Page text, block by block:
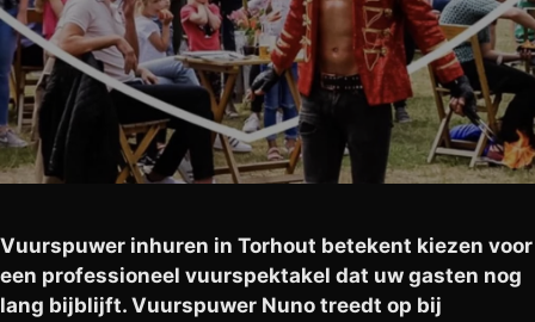
Vuurspuwer inhuren in Torhout betekent kiezen voor
een professioneel vuurspektakel dat uw gasten nog
lang bijblijft. Vuurspuwer Nuno treedt op bij